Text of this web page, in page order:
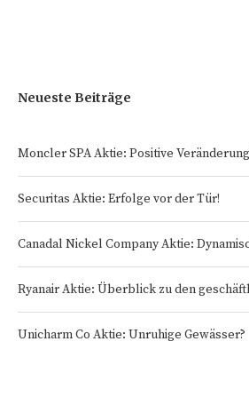
Neueste Beiträge
Moncler SPA Aktie: Positive
Securitas Aktie: Erfolge vor der Tür!
Canadal Nickel Company Aktie:
Ryanair Aktie: Überblick zu den
Unicharm Co Aktie: Unruhige Gewässer?